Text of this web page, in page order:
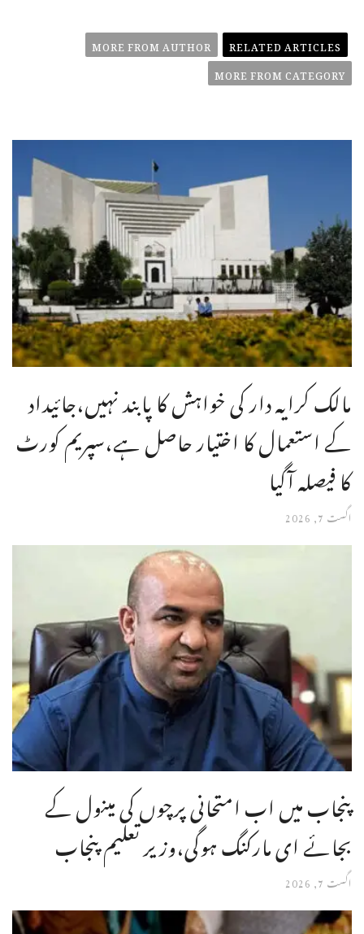
RELATED ARTICLES
MORE FROM AUTHOR
MORE FROM CATEGORY
مالک کرایہ دار کی خواہش کا پابند نہیں،جائیداد
کے استعمال کا اختیار حاصل ہے،سپریم کورٹ
کا فیصلہ آگیا
اگست 7, 2026
پنجاب میں اب امتحانی پرچوں کی مینول کے
بجائے ای مارکنگ ہوگی،وزیر تعلیم پنجاب
اگست 7, 2026